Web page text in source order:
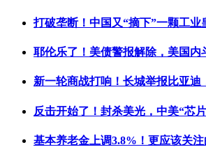
打破垄断！中国又“摘下”一颗工业
耶伦乐了！美债警报解除，美国内
新一轮商战打响！长城举报比亚迪
反击开始了！封杀美光，中美“芯
基本养老金上调3.8%！更应该关